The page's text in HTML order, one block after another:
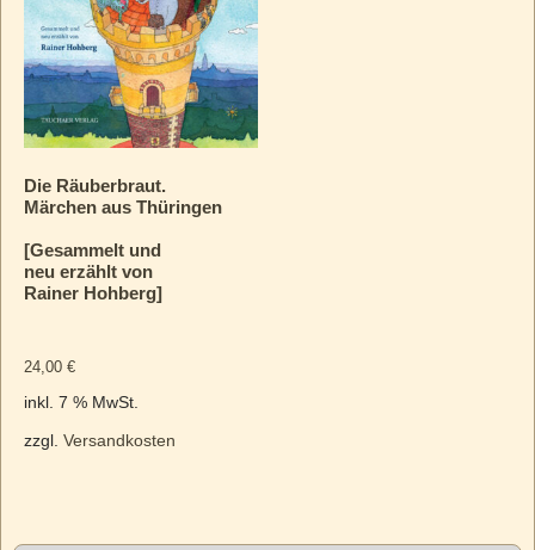
Die Räuberbraut.
Märchen aus Thüringen
[Gesammelt und
neu erzählt von
Rainer Hohberg]
24,00 €
inkl. 7 % MwSt.
zzgl. Versandkosten